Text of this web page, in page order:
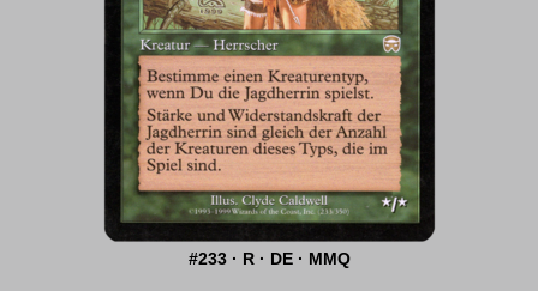
#233 · R · DE · MMQ